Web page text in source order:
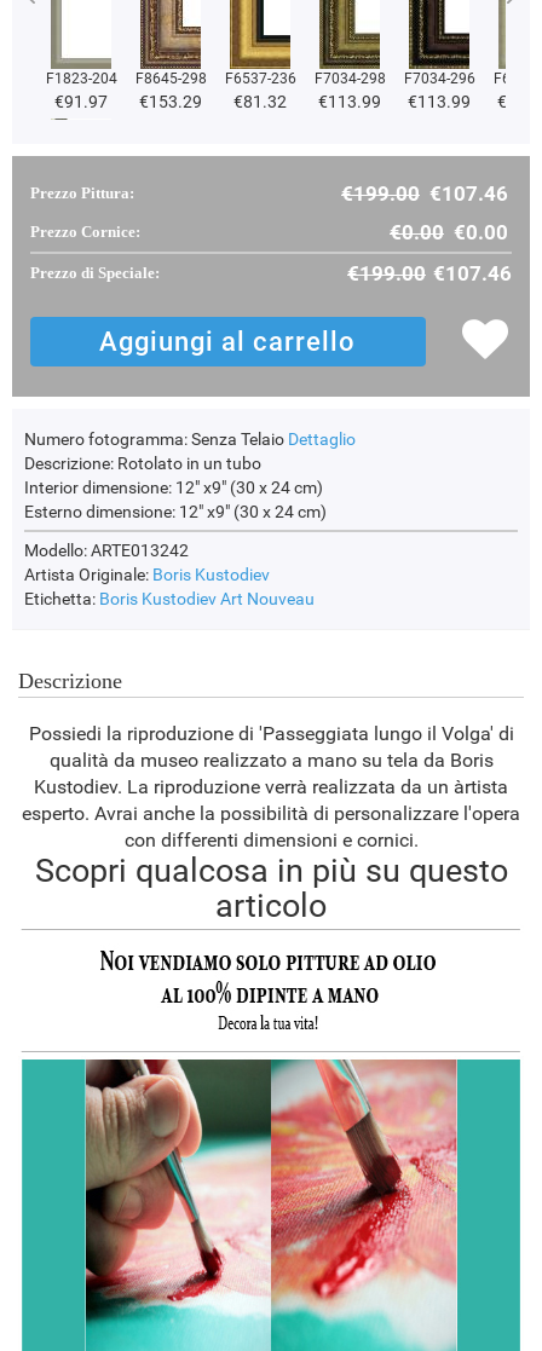
F1823-204
€91.97
F8645-298
€153.29
F6537-236
€81.32
F7034-298
€113.99
F7034-296
€113.99
F2833-204
€97.48
Prezzo Pittura: €199.00 €107.46
Prezzo Cornice: €0.00 €0.00
Prezzo di Speciale: €199.00 €107.46
Numero fotogramma:Senza Telaio Dettaglio
Descrizione: Rotolato in un tubo
Interior dimensione: 12" x9" (30 x 24 cm)
Esterno dimensione: 12" x9" (30 x 24 cm)
Modello: ARTE013242
Artista Originale: Boris Kustodiev
Etichetta: Boris KustodievArt Nouveau
Descrizione
Possiedi la riproduzione di 'Passeggiata lungo il Volga' di
qualità da museo realizzato a mano su tela da Boris
Kustodiev. La riproduzione verrà realizzata da un àrtista
esperto. Avrai anche la possibilità di personalizzare l'opera
con differenti dimensioni e cornici.
Scopri qualcosa in più su questo
articolo